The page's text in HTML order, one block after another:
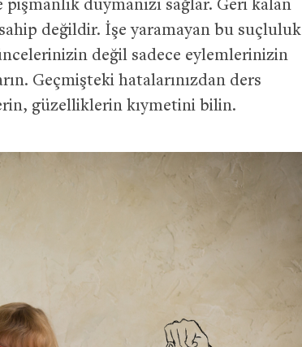
duymanızı sağlar. Geri kalan
değildir. İşe yaramayan bu suçluluk
değil sadece eylemlerinizin
Geçmişteki hatalarınızdan ders
güzelliklerin kıymetini bilin.